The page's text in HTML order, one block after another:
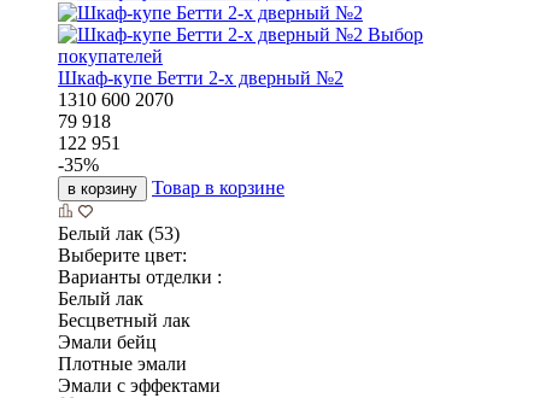
Выбор
покупателей
Шкаф-купе Бетти 2-х дверный №2
1310 600 2070
79 918
122 951
-35%
в корзину Товар в корзине
Белый лак (53)
Выберите цвет:
Варианты отделки :
Белый лак
Бесцветный лак
Эмали бейц
Плотные эмали
Эмали с эффектами